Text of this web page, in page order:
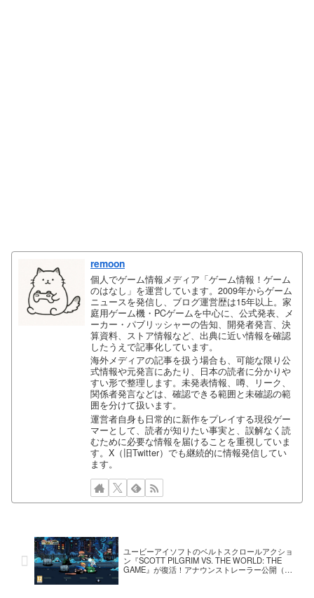
remoon
個人でゲーム情報メディア「ゲーム情報！ゲーム
のはなし」を運営しています。2009年からゲーム
ニュースを発信し、ブログ運営歴は15年以上。家
庭用ゲーム機・PCゲームを中心に、公式発表、メ
ーカー・パブリッシャーの告知、開発者発言、決
算資料、ストア情報など、出典に近い情報を確認
したうえで記事化しています。
海外メディアの記事を扱う場合も、可能な限り公
式情報や元発言にあたり、日本の読者に分かりや
すい形で整理します。未発表情報、噂、リーク、
関係者発言などは、確認できる範囲と未確認の範
囲を分けて扱います。
運営者自身も日常的に新作をプレイする現役ゲー
マーとして、読者が知りたい事実と、誤解なく読
むために必要な情報を届けることを重視していま
す。X（旧Twitter）でも継続的に情報発信してい
ます。
ユービーアイソフトのベルトスクロールアクショ
ン『SCOTT PILGRIM VS. THE WORLD: THE
GAME』が復活！アナウンストレーラー公開（※